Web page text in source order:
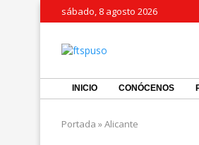
sábado, 8 agosto 2026
INICIO CONÓCENOS
Portada »Alicante